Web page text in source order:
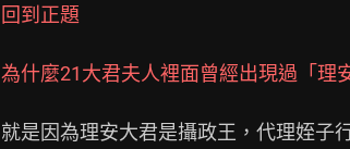
回到正題
為什麼21大君夫人裡面曾經出現過「理
就是因為理安大君是攝政王，代理姪子